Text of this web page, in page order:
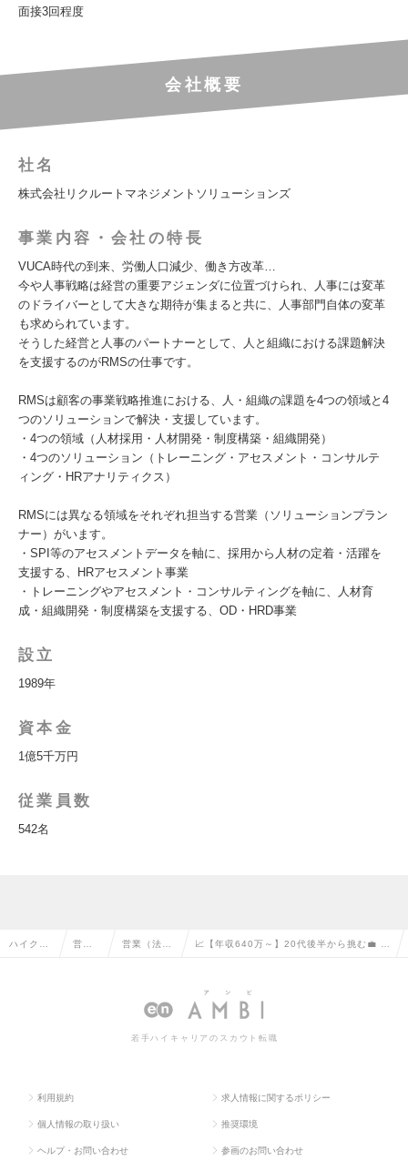
面接3回程度
会社概要
社名
株式会社リクルートマネジメントソリューションズ
事業内容・会社の特長
VUCA時代の到来、労働人口減少、働き方改革…
今や人事戦略は経営の重要アジェンダに位置づけられ、人事には変革
のドライバーとして大きな期待が集まると共に、人事部門自体の変革
も求められています。
そうした経営と人事のパートナーとして、人と組織における課題解決
を支援するのがRMSの仕事です。
RMSは顧客の事業戦略推進における、人・組織の課題を4つの領域と4
つのソリューションで解決・支援しています。
・4つの領域（人材採用・人材開発・制度構築・組織開発）
・4つのソリューション（トレーニング・アセスメント・コンサルテ
ィング・HRアナリティクス）
RMSには異なる領域をそれぞれ担当する営業（ソリューションプラン
ナー）がいます。
・SPI等のアセスメントデータを軸に、採用から人材の定着・活躍を
支援する、HRアセスメント事業
・トレーニングやアセスメント・コンサルティングを軸に、人材育
成・組織開発・制度構築を支援する、OD・HRD事業
設立
1989年
資本金
1億5千万円
従業員数
542名
ハイクラ 営業 営業（法人 📈【年収640万～】20代後半から挑む💼 大
報
若手ハイキャリアのスカウト転職
利用規約 求人情報に関するポリシー
個人情報の取り扱い 推奨環境
ヘルプ・お問い合わせ 参画のお問い合わせ